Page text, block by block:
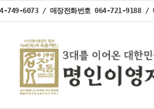
749-6073 / 매장전화번호 064-721-9188 /